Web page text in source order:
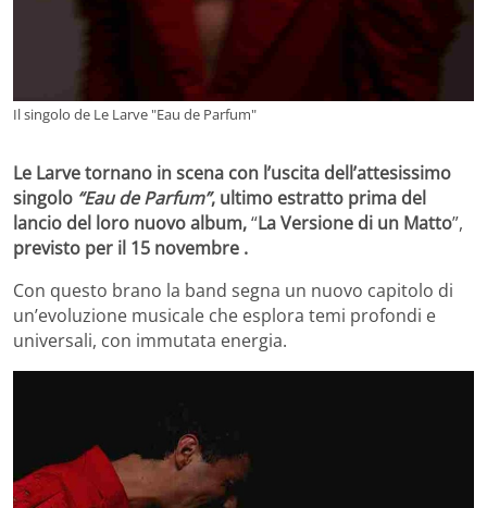
Il singolo de Le Larve "Eau de Parfum"
Le Larvetornano in scena con l’uscita dell’attesissimo
singolo “Eau de Parfum”, ultimo estratto prima del
lancio del loro nuovo album,“La Versione di un Matto”,
previsto per il 15 novembre .
Con questo brano la band segna un nuovo capitolo di
un’evoluzione musicale che esplora temi profondi e
universali, con immutata energia.